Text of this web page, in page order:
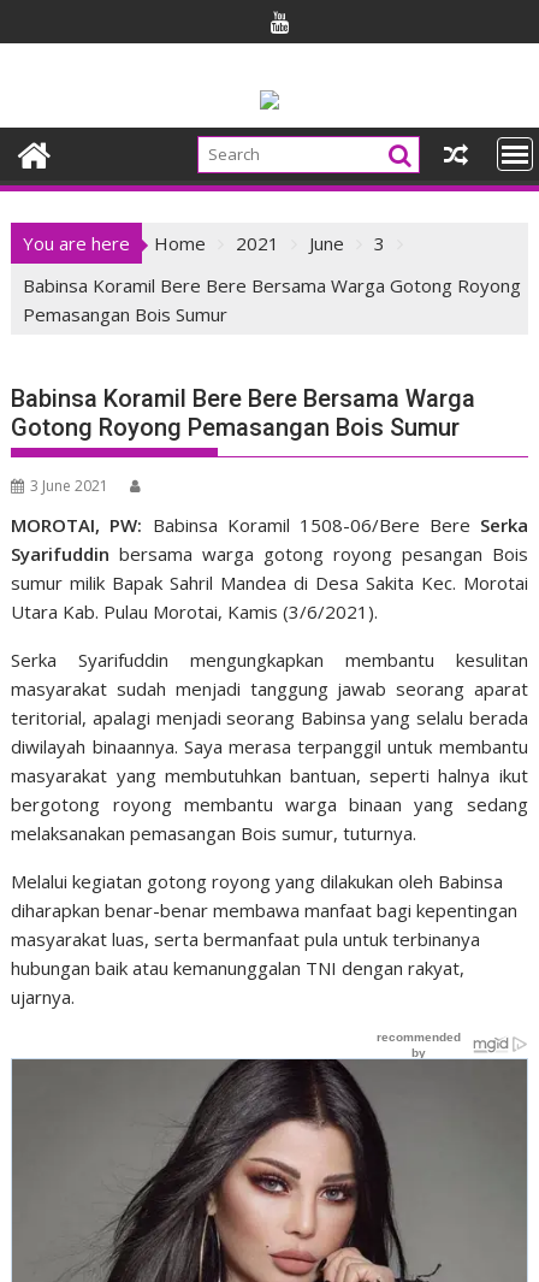
to
You are here Home 2021 June
3
Babinsa Koramil Bere Bere Bersama Warga Gotong Royong
Pemasangan Bois Sumur
Babinsa Koramil Bere Bere Bersama Warga
Gotong Royong Pemasangan Bois Sumur
3 June 2021
MOROTAI, PW: Babinsa Koramil 1508-06/Bere Bere Serka
Syarifuddin bersama warga gotong royong pesangan Bois
sumur milik Bapak Sahril Mandea di Desa Sakita Kec. Morotai
Utara Kab. Pulau Morotai, Kamis (3/6/2021).
Serka Syarifuddin mengungkapkan membantu kesulitan
masyarakat sudah menjadi tanggung jawab seorang aparat
teritorial, apalagi menjadi seorang Babinsa yang selalu berada
diwilayah binaannya. Saya merasa terpanggil untuk membantu
masyarakat yang membutuhkan bantuan, seperti halnya ikut
bergotong royong membantu warga binaan yang sedang
melaksanakan pemasangan Bois sumur, tuturnya.
Melalui kegiatan gotong royong yang dilakukan oleh Babinsa
diharapkan benar-benar membawa manfaat bagi kepentingan
masyarakat luas, serta bermanfaat pula untuk terbinanya
hubungan baik atau kemanunggalan TNI dengan rakyat,
ujarnya.